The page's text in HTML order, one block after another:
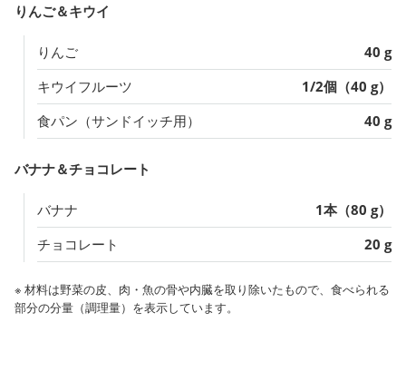
りんご＆キウイ
りんご
40 g
キウイフルーツ
1/2個（40 g）
食パン（サンドイッチ用）
40 g
バナナ＆チョコレート
バナナ
1本（80 g）
チョコレート
20 g
※ 材料は野菜の皮、肉・魚の骨や内臓を取り除いたもので、食べられる
部分の分量（調理量）を表示しています。